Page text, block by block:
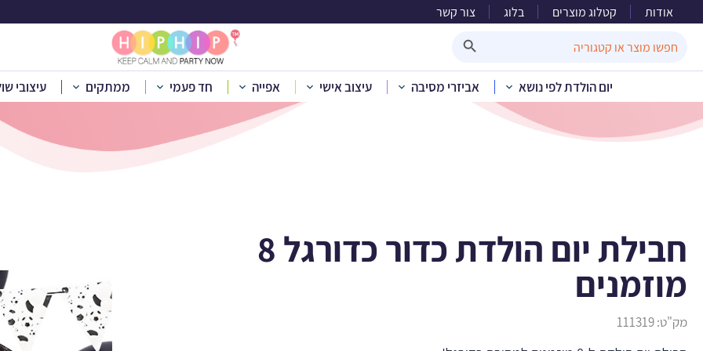
אודות קטלוג מוצרים בלוג צור קשר
for:
יום הולדת לפי נושא אביזרי מסיבה עיצוב אישי אפייה חד פעמי ממתקים עיצובי
חבילת יום הולדת כדור כדורגל 8 מוזמנים
בית קטלוג מוצרים » יום הולדת לפי נושא יום הולדת ספורט»יום הולדת כדור כדורגל חבילת יום
חבילת יום הולדת כדור כדורגל 8
מוזמנים
מק"ט:111319